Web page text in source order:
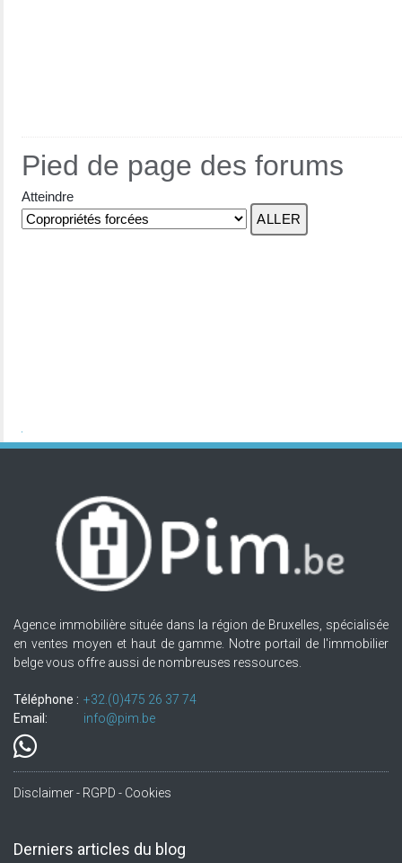
Pied de page des forums
Atteindre
Agence immobilière située dans la région de Bruxelles, spécialisée
en ventes moyen et haut de gamme. Notre portail de l'immobilier
belge vous offre aussi de nombreuses ressources.
Téléphone : +32.(0)475 26 37 74
Email:
info@pim.be
Disclaimer - RGPD - Cookies
Derniers articles du blog